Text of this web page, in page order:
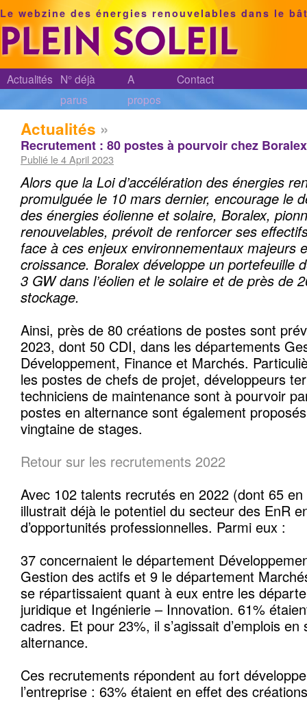
Le webzine des énergies renouvelables dans le
Actualités N° déjà
parus
A
propos
Contact
Actualités »
Recrutement : 80 postes à pourvoir chez
Publié le 4 April 2023
Alors que la Loi d’accélération des énergies
promulguée le 10 mars dernier, encourage le
des énergies éolienne et solaire, Boralex,
renouvelables, prévoit de renforcer ses
face à ces enjeux environnementaux majeurs
croissance. Boralex développe un portefeuille
3 GW dans l’éolien et le solaire et de près de
stockage.
Ainsi, près de 80 créations de postes sont
2023, dont 50 CDI, dans les départements
Développement, Finance et Marchés.
les postes de chefs de projet, développeurs
techniciens de maintenance sont à pourvoir
postes en alternance sont également
vingtaine de stages.
Retour sur les recrutements 2022
Avec 102 talents recrutés en 2022 (dont 65
illustrait déjà le potentiel du secteur des EnR
d’opportunités professionnelles. Parmi eux :
37 concernaient le département
Gestion des actifs et 9 le département
se répartissaient quant à eux entre les
juridique et Ingénierie – Innovation. 61%
cadres. Et pour 23%, il s’agissait d’emplois en
alternance.
Ces recrutements répondent au fort
l’entreprise : 63% étaient en effet des